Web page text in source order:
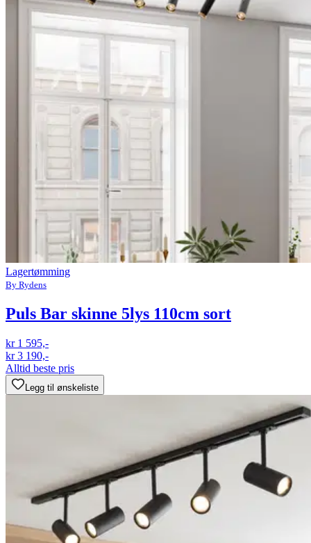
Lagertømming
By Rydens
Puls Bar skinne 5lys 110cm sort
kr 1 595,-
kr 3 190,-
Alltid beste pris
Legg til ønskeliste